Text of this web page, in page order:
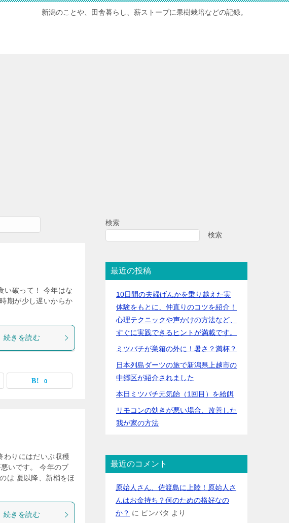
新潟のことや、田舎暮らし、薪ストーブに果樹栽培などの記録。
い破って！ 今年はな
期が少し遅いからか
続きを読む
0
わりにはだいぶ収穫
いです。 今年のブ
は 夏以降、新梢をほ
続きを読む
検索
検索
最近の投稿
10日間の夫婦げんかを乗り越えた実
体験をもとに、仲直りのコツを紹介！
心理テクニックや声かけの方法など、
すぐに実践できるヒントが満載です。
ミツバチが巣箱の外に！暑さ？満杯？
日本列島ダーツの旅で新潟県上越市の
中郷区が紹介されました
本日ミツバチ元気飴（1回目）を給餌
リモコンの効きが悪い場合、改善した
我が家の方法
最近のコメント
原始人さん、佐渡島に上陸！原始人さ
んはお金持ち？何のための格好なの
か？ に ピンバタ より